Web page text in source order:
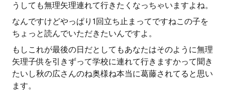
うしても無理矢理連れて行きたくなっちゃいますよね。
なんですけどやっぱり1回立ち止まってですねこの子を
ちょっと読んでいただきたいんですよ。
もしこれが最後の日だとしてもあなたはそのように無理
矢理子供を引きずって学校に連れて行きますかって聞き
たいし秋の広さんのね奥様ね本当に葛藤されてると思い
ます。